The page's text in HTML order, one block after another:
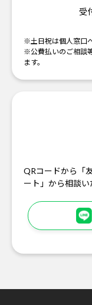
受
※土日祝は個人窓口
※公費払いのご相談
ます。
QRコードから「
ート」から相談い